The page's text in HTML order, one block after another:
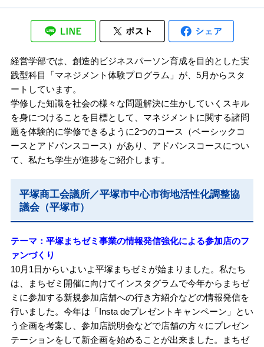
経営学部では、創造的ビジネスパーソン育成を目的とした実
践型科目「マネジメント体験プログラム」が、5月からスタ
ートしています。
学修した知識を社会の様々な問題解決に生かしていくスキル
を身につけることを目標として、マネジメントに関する諸問
題を体験的に学修できるように2つのコース（ベーシックコ
ースとアドバンスコース）があり、アドバンスコースについ
て、私たち学生が進捗をご紹介します。
平塚商工会議所／平塚市中心市街地活性化調整協
議会（平塚市）
テーマ：平塚まちゼミ事業の情報発信強化による参加店のフ
ァンづくり
10月1日からいよいよ平塚まちゼミが始まりました。私たち
は、まちゼミ開催に向けてインスタグラムで今年からまちゼ
ミに参加する新規参加店舗への行き方紹介などの情報発信を
行いました。今年は「Insta deプレゼントキャンペーン」とい
う企画を考案し、参加店説明会などで店舗の方々にプレゼン
テーションをして新企画を始めることが出来ました。まちゼ